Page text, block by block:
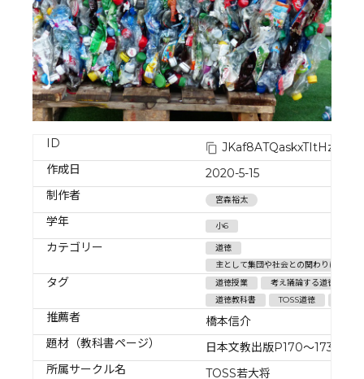
ID
JKaf8ATQaskxTItHz1iD
作成日
2020-5-15
制作者
宮森裕太
学年 小6
カテゴリー
道徳
主として集団や社会との関わりに関す
タグ 道徳授業 考え議論する道徳
道徳教科書
TOSS道徳
推薦者
橋本信介
題材（教科書ページ）
日本文教出版P170～173
所属サークル名
TOSS若大将